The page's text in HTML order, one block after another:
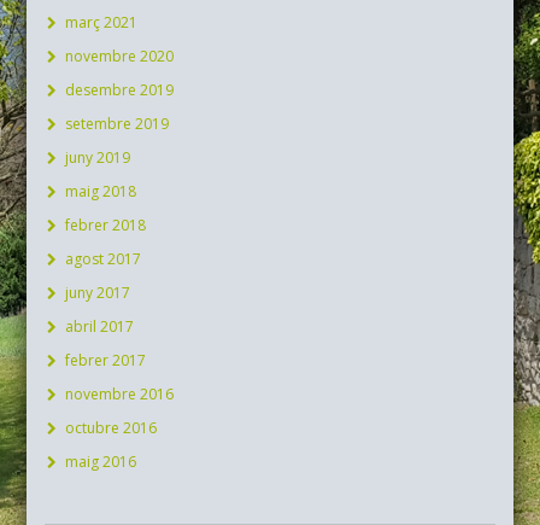
març 2021
novembre 2020
desembre 2019
setembre 2019
juny 2019
maig 2018
febrer 2018
agost 2017
juny 2017
abril 2017
febrer 2017
novembre 2016
octubre 2016
maig 2016